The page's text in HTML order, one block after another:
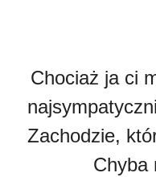
Chociaż ja ci
Zachodzie,
Chyba